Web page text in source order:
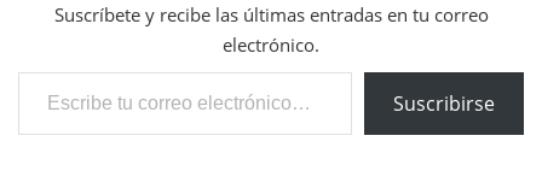
Suscríbete y recibe las últimas entradas en tu correo
electrónico.
Escribe tu correo electrónico…
Suscribirse